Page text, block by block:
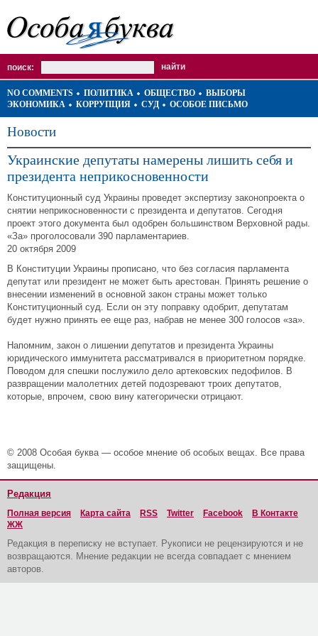
поиск:
NO COMMENTS ПОЛИТИКА ОБЩЕСТВО
ВЫБОРЫ
ЭКОНОМИКА
КОРРУПЦИЯ СУД ОСОБОЕ ПИСЬМО
Новости
Украинские депутаты намерены лишить себя и
президента неприкосновенности
Конституционный суд Украины проведет экспертизу законопроекта о
снятии неприкосновенности с президента и депутатов. Сегодня
проект этого документа был одобрен большинством Верховной рады.
«За» проголосовали 390 парламентариев.
20 октября 2009
В Конституции Украины прописано, что без согласия парламента
депутат или президент не может быть арестован. Принять решение о
внесении изменений в основной закон страны может только
Конституционный суд. Если он эту поправку одобрит, депутатам
будет нужно принять ее еще раз, набрав не менее 300 голосов «за».
Напомним, закон о лишении депутатов и президента Украины
юридического иммунитета рассматривался в приоритетном порядке.
Поводом для спешки послужило дело артековских педофилов. В
развращении малолетних детей подозревают троих депутатов,
которые, впрочем, свою вину категорически отрицают.
© 2008 Особая буква — особое мнение об особых вещах. Все права
защищены.
Редакция
Полная версия Карта сайта RSS Twitter Facebook
В Контакте
ЖЖ
Редакция в переписку не вступает. Рукописи не рецензируются и не
возвращаются. Мнение редакции не всегда совпадает с мнением
авторов.